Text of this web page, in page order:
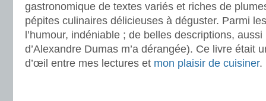
gastronomique de textes variés et riches de
pépites culinaires délicieuses à déguster. Parmi
l’humour, indéniable ; de belles descriptions,
d’Alexandre Dumas m’a dérangée). Ce livre était
d’œil entre mes lectures et mon plaisir de cuisiner.